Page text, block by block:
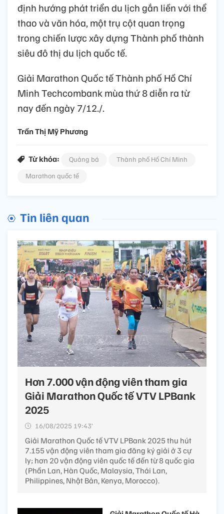
định hướng phát triển du lịch gắn liền với thể
thao và văn hóa, một trụ cột quan trọng
trong chiến lược xây dựng Thành phố thành
siêu đô thị du lịch quốc tế.
Giải Marathon Quốc tế Thành phố Hồ Chí
Minh Techcombank mùa thứ 8 diễn ra từ
nay đến ngày 7/12./.
Trần Thị Mỹ Phương
Từ khóa: Quảng bá
Thành phố Hồ Chí Minh
Marathon quốc tế
Tin liên quan
Hơn 7.000 vận động viên tham gia
Giải Marathon Quốc tế VTV LPBank
2025
16/08/2025 19:43’
Giải Marathon Quốc tế VTV LPBank 2025 thu hút
7.155 vận động viên tham gia đăng ký giải ở 3 cự
ly; hơn 20 vận động viên quốc tế đến từ 8 quốc gia
(Phần Lan, Hàn Quốc, Malaysia, Thái Lan,
Philippines, Nhật Bản, Kenya, Morocco).